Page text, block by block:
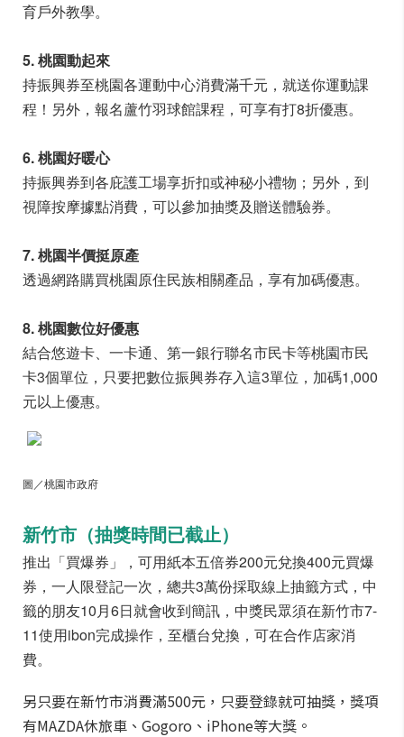
育戶外教學。
5. 桃園動起來
持振興券至桃園各運動中心消費滿千元，就送你運動課
程！另外，報名蘆竹羽球館課程，可享有打8折優惠。
6. 桃園好暖心
持振興券到各庇護工場享折扣或神秘小禮物；另外，到
視障按摩據點消費，可以參加抽獎及贈送體驗券。
7. 桃園半價挺原產
透過網路購買桃園原住民族相關產品，享有加碼優惠。
8. 桃園數位好優惠
結合悠遊卡、一卡通、第一銀行聯名市民卡等桃園市民
卡3個單位，只要把數位振興券存入這3單位，加碼1,000
元以上優惠。
圖／桃園市政府
新竹市（抽獎時間已截止）
推出「買爆券」，可用紙本五倍券200元兌換400元買爆
券，一人限登記一次，總共3萬份採取線上抽籤方式，中
籤的朋友10月6日就會收到簡訊，中獎民眾須在新竹市7-
11使用ibon完成操作，至櫃台兌換，可在合作店家消
費。
另只要在新竹市消費滿500元，只要登錄就可抽獎，獎項
有MAZDA休旅車、Gogoro、iPhone等大獎。